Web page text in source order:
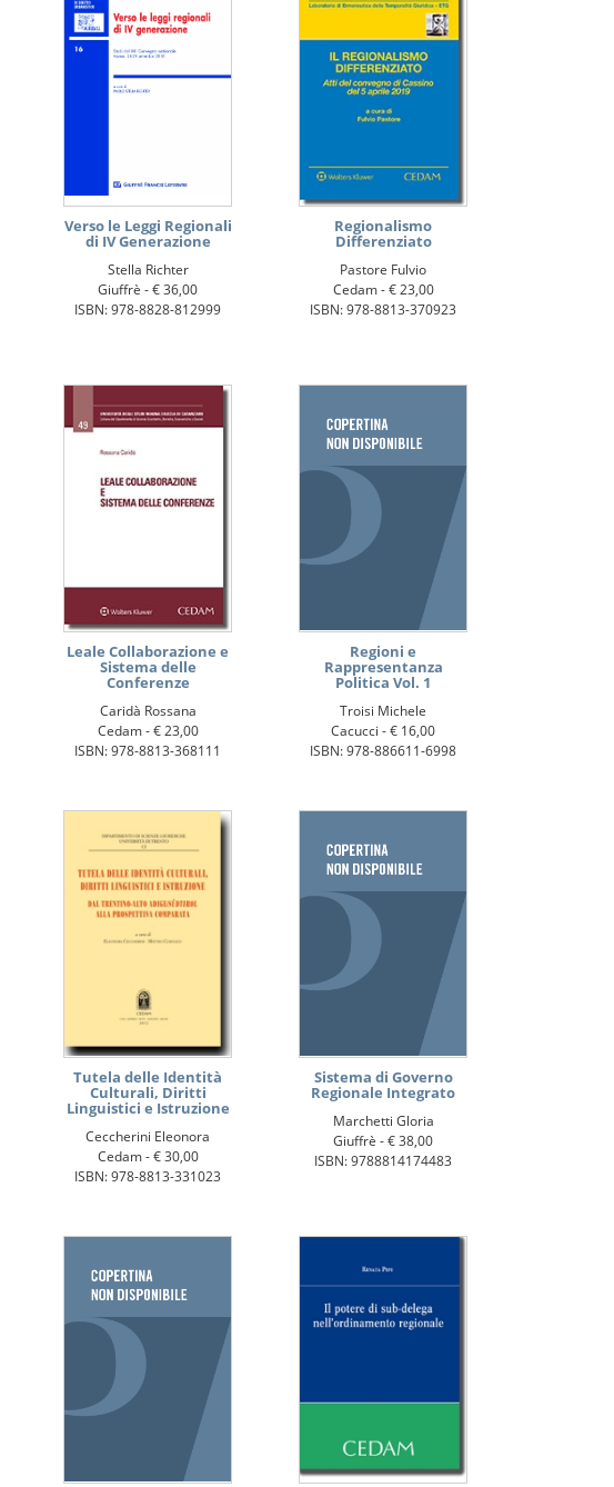
Verso le Leggi Regionali
di IV Generazione
Stella Richter
Giuffrè -€ 36,00
ISBN: 978-8828-812999
Regionalismo
Differenziato
Pastore Fulvio
Cedam -€ 23,00
ISBN: 978-8813-370923
Leale Collaborazione e
Sistema delle
Conferenze
Caridà Rossana
Cedam -€ 23,00
ISBN: 978-8813-368111
Regioni e
Rappresentanza
Politica Vol. 1
Troisi Michele
Cacucci -€ 16,00
ISBN: 978-886611-6998
Tutela delle Identità
Culturali, Diritti
Linguistici e Istruzione
Ceccherini Eleonora
Cedam -€ 30,00
ISBN: 978-8813-331023
Sistema di Governo
Regionale Integrato
Marchetti Gloria
Giuffrè -€ 38,00
ISBN: 9788814174483